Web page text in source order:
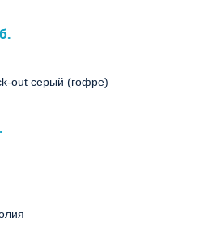
out серый (гофре)